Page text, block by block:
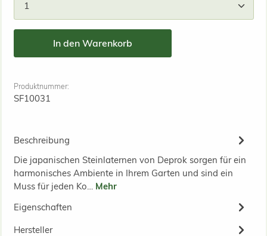
In den Warenkorb
Produktnummer:
SF10031
Beschreibung
Die japanischen Steinlaternen von Deprok sorgen für ein
harmonisches Ambiente in Ihrem Garten und sind ein
Muss für jeden Ko… Mehr
Eigenschaften
Hersteller